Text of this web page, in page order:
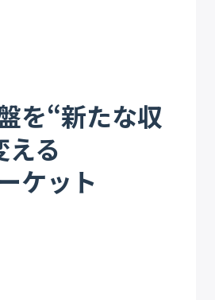
を“新たな収
える
ケット